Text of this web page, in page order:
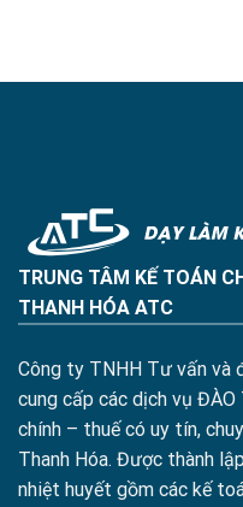
TRUNG TÂM KẾ TOÁN
THANH HÓA ATC
Công ty TNHH Tư vấn và
cung cấp các dịch vụ
chính – thuế có uy tín,
Thanh Hóa. Được thành
nhiệt huyết gồm các kế